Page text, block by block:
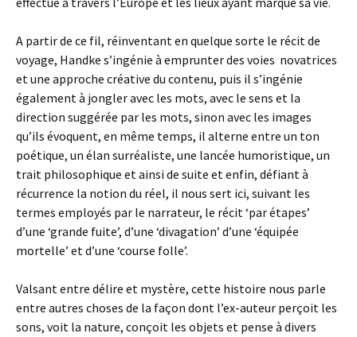
A partir de ce fil, réinventant en quelque sorte le récit de
voyage, Handke s’ingénie à emprunter des voies novatrices
et une approche créative du contenu, puis il s’ingénie
également à jongler avec les mots, avec le sens et la
direction suggérée par les mots, sinon avec les images
qu’ils évoquent, en même temps, il alterne entre un ton
poétique, un élan surréaliste, une lancée humoristique, un
trait philosophique et ainsi de suite et enfin, défiant à
récurrence la notion du réel, il nous sert ici, suivant les
termes employés par le narrateur, le récit ‘par étapes’
d’une ‘grande fuite’, d’une ‘divagation’ d’une ‘équipée
mortelle’ et d’une ‘course folle’.
Valsant entre délire et mystère, cette histoire nous parle
entre autres choses de la façon dont l’ex-auteur perçoit les
sons, voit la nature, conçoit les objets et pense à divers